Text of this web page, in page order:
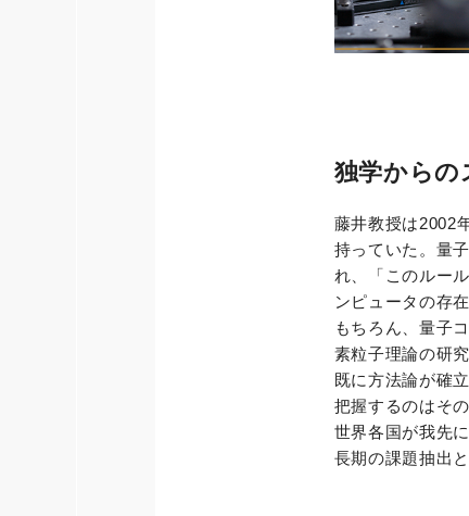
独学からの
藤井教授は2002
持っていた。量
れ、「このルー
ンピュータの存
もちろん、量子
素粒子理論の研
既に方法論が確
把握するのはそ
世界各国が我先
長期の課題抽出